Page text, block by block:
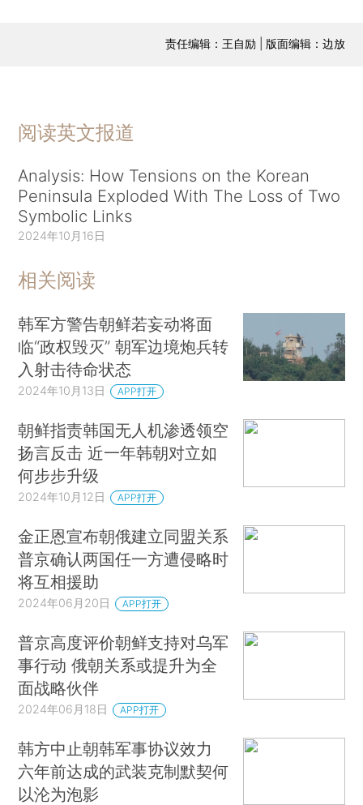
责任编辑：王自励 | 版面编辑：边放
阅读英文报道
Analysis: How Tensions on the Korean
Peninsula Exploded With The Loss of Two
Symbolic Links
2024年10月16日
相关阅读
韩军方警告朝鲜若妄动将面
临“政权毁灭” 朝军边境炮兵转
入射击待命状态
2024年10月13日 APP打开
朝鲜指责韩国无人机渗透领空
扬言反击 近一年韩朝对立如
何步步升级
2024年10月12日 APP打开
金正恩宣布朝俄建立同盟关系
普京确认两国任一方遭侵略时
将互相援助
2024年06月20日 APP打开
普京高度评价朝鲜支持对乌军
事行动 俄朝关系或提升为全
面战略伙伴
2024年06月18日 APP打开
韩方中止朝韩军事协议效力
六年前达成的武装克制默契何
以沦为泡影